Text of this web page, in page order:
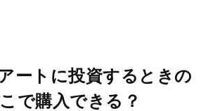
ートに投資するときの
で購入できる？